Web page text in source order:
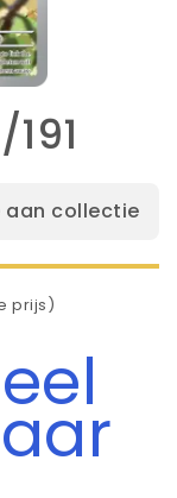
aan collectie
prijs)